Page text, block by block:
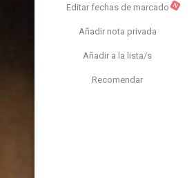
Editar fechas de marcado N
Añadir nota privada
Añadir a la lista/s
Recomendar